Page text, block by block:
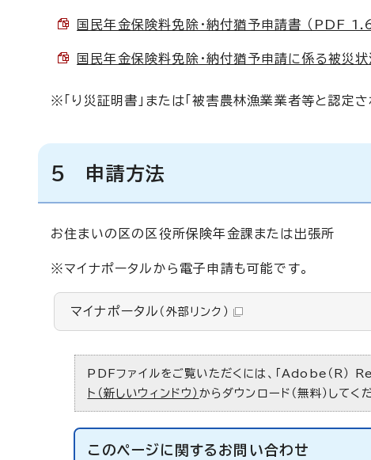
国民年金保険料免除・納付猶予申請書 （PDF
国民年金保険料免除・納付猶予申請に係る被災
※「り災証明書」または「被害農林漁業業者等と認定
5 申請方法
お住まいの区の区役所保険年金課または出張所
※マイナポータルから電子申請も可能です。
マイナポータル （外部リンク）
PDFファイルをご覧いただくには、「Adobe（R）
ト（新しいウィンドウ） からダウンロード（無料）してく
このページに関する お問い合わせ